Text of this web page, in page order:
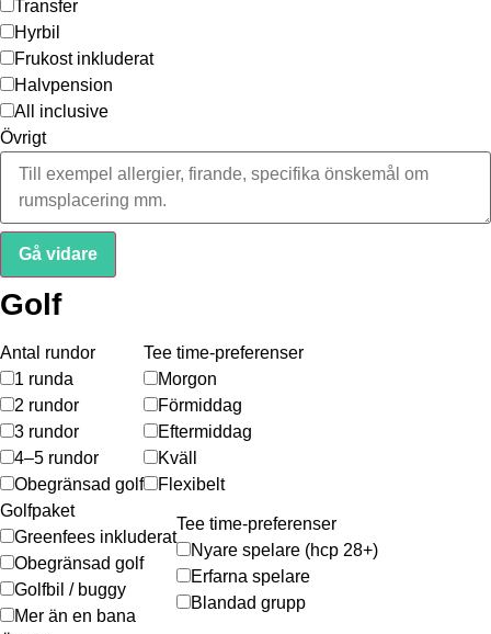
Transfer
Hyrbil
Frukost inkluderat
Halvpension
All inclusive
Övrigt
Gå vidare
Golf
Antal rundor
1 runda
2 rundor
3 rundor
4–5 rundor
Obegränsad golf
Tee time-preferenser
Morgon
Förmiddag
Eftermiddag
Kväll
Flexibelt
Golfpaket
Greenfees inkluderat
Obegränsad golf
Golfbil / buggy
Mer än en bana
Tee time-preferenser
Nyare spelare (hcp 28+)
Erfarna spelare
Blandad grupp